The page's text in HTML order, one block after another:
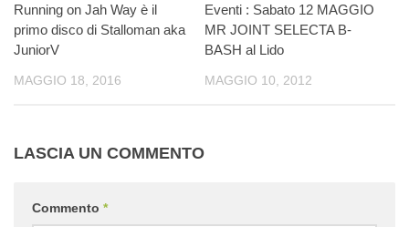
Running on Jah Way è il
primo disco di Stalloman aka
JuniorV
MAGGIO 18, 2016
Eventi : Sabato 12 MAGGIO
MR JOINT SELECTA B-
BASH al Lido
MAGGIO 10, 2012
LASCIA UN COMMENTO
Commento *